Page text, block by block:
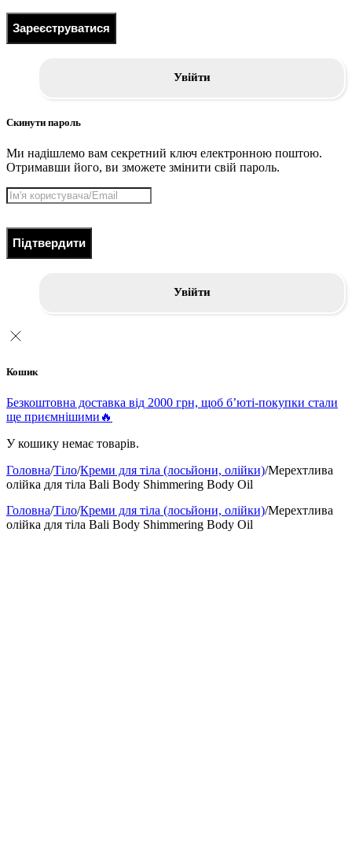
Зареєструватися
Увійти
Скинути пароль
Ми надішлемо вам секретний ключ електронною поштою.
Отримавши його, ви зможете змінити свій пароль.
Підтвердити
Увійти
Кошик
Безкоштовна доставка від 2000 грн, щоб б’юті-покупки стали
ще приємнішими🔥
У кошику немає товарів.
Головна/Тіло/Креми для тіла (лосьйони, олійки)/Мерехтлива
олійка для тіла Bali Body Shimmering Body Oil
Головна/Тіло/Креми для тіла (лосьйони, олійки)/Мерехтлива
олійка для тіла Bali Body Shimmering Body Oil